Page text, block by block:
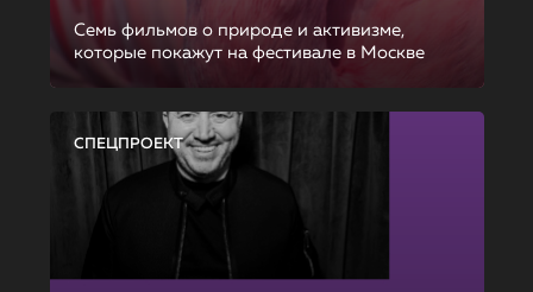
Семь фильмов о природе и активизме,
которые покажут на фестивале в Москве
СПЕЦПРОЕКТ